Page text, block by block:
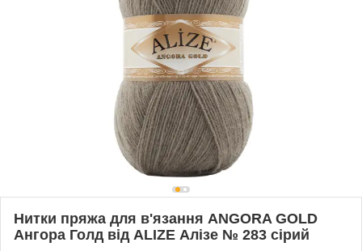
Нитки пряжа для в'язання ANGORA GOLD
Ангора Голд від ALIZE Алізе № 283 сірий